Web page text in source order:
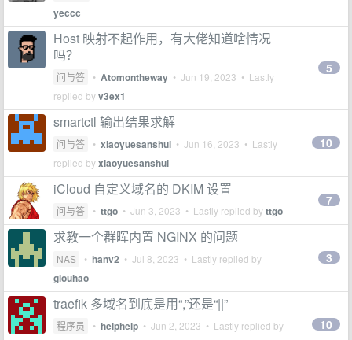
yeccc
Host 映射不起作用，有大佬知道啥情况
吗？
问与答 • Atomontheway • Jun 19, 2023 • Lastly
replied byv3ex1
5
smartctl 输出结果求解
问与答 • xiaoyuesanshui • Jun 16, 2023 • Lastly
replied byxiaoyuesanshui
10
iCloud 自定义域名的 DKIM 设置
问与答 • ttgo • Jun 3, 2023 • Lastly replied byttgo
7
求教一个群晖内置 NGINX 的问题
NAS • hanv2 • Jul 8, 2023 • Lastly replied by
glouhao
3
traefik 多域名到底是用“,”还是“||”
程序员 • helphelp • Jun 2, 2023 • Lastly replied by 10